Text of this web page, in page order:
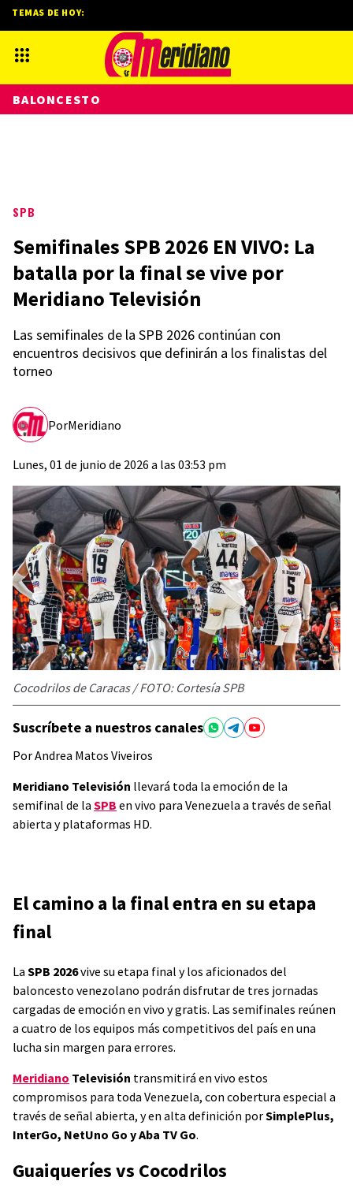
SPB
Semifinales SPB 2026 EN VIVO: La
batalla por la final se vive por
Meridiano Televisión
Las semifinales de la SPB 2026 continúan con
encuentros decisivos que definirán a los finalistas del
torneo
PorMeridiano
Lunes, 01 de junio de 2026 a las 03:53 pm
Cocodrilos de Caracas / FOTO: Cortesía SPB
Suscríbete a nuestros canales
Por Andrea Matos Viveiros
Meridiano Televisión llevará toda la emoción de la
semifinal de la SPB en vivo para Venezuela a través de señal
abierta y plataformas HD.
El camino a la final entra en su etapa
final
La SPB 2026vive su etapa final y los aficionados del
baloncesto venezolano podrán disfrutar de tres jornadas
cargadas de emoción en vivo y gratis. Las semifinales reúnen
a cuatro de los equipos más competitivos del país en una
lucha sin margen para errores.
Meridiano Televisión transmitirá en vivo estos
compromisos para toda Venezuela, con cobertura especial a
través de señal abierta, y en alta definición porSimplePlus,
InterGo, NetUno Go y Aba TV Go.
Guaiqueríes vs Cocodrilos
TEMAS DE HOY:
BALONCESTO